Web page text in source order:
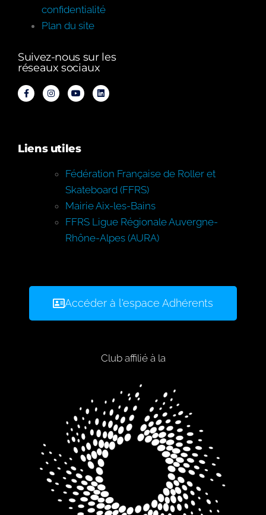
confidentialité
Plan du site
Suivez-nous sur les
réseaux sociaux
Liens utiles
Fédération Française de Roller et
Skateboard (FFRS)
Mairie Aix-les-Bains
FFRS Ligue Régionale Auvergne-
Rhône-Alpes (AURA)
Accéder à l'espace Adhérents
Club affilié à la